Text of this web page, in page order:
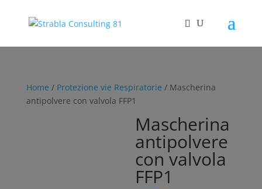
Home / Protezione vie Respiratorie / Mascherina
antipolvere con valvola FFP1
Mascherina
antipolvere
con valvola
FFP1